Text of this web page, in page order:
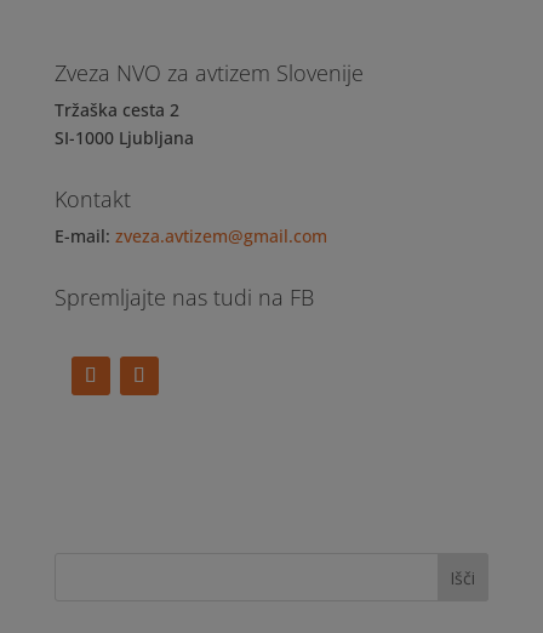
Zveza NVO za avtizem Slovenije
Tržaška cesta 2
SI-1000 Ljubljana
Kontakt
E-mail: zveza.avtizem@gmail.com
Spremljajte nas tudi na FB